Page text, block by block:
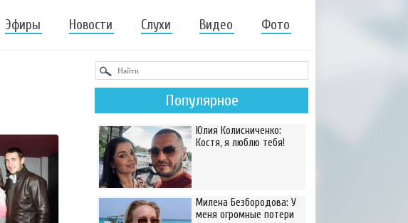
Эфиры Новости Слухи Видео Фото
Популярное
Юлия Колисниченко:
Костя, я люблю тебя!
Милена Безбородова: У
меня огромные потери